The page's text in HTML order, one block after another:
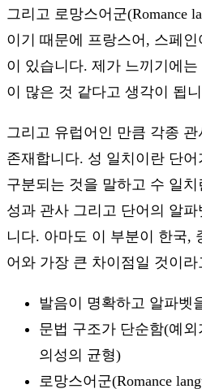
그리고 로망스어군(Romance
이기 때문에 프랑스어, 스페
이 있습니다. 제가 느끼기에
이 많은 것 같다고 생각이 됩
그리고 유럽어인 만큼 각종
존재합니다. 성 일치이란 단
구분되는 것을 말하고 수 일
성과 관사 그리고 단어의 알
니다. 아마도 이 부분이 한국,
어와 가장 큰 차이점일 것이
발음이 명확하고 알파벳
문법 구조가 단순함(예
의성의 균형)
로망스어군(Romance